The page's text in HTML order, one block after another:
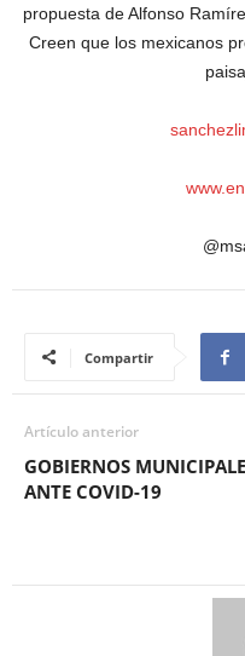
propuesta de Alfonso
Creen que los mexicanos
Compartir
Artículo anterior
GOBIERNOS
ANTE COVID-19